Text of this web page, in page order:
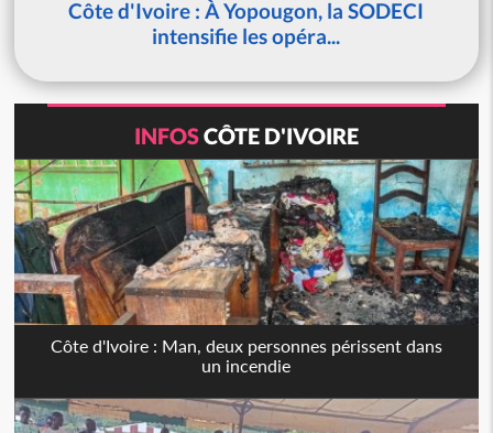
Côte d'Ivoire : À Yopougon, la SODECI
intensifie les opéra...
INFOSCÔTE D'IVOIRE
Côte d'Ivoire : Man, deux personnes périssent dans
un incendie